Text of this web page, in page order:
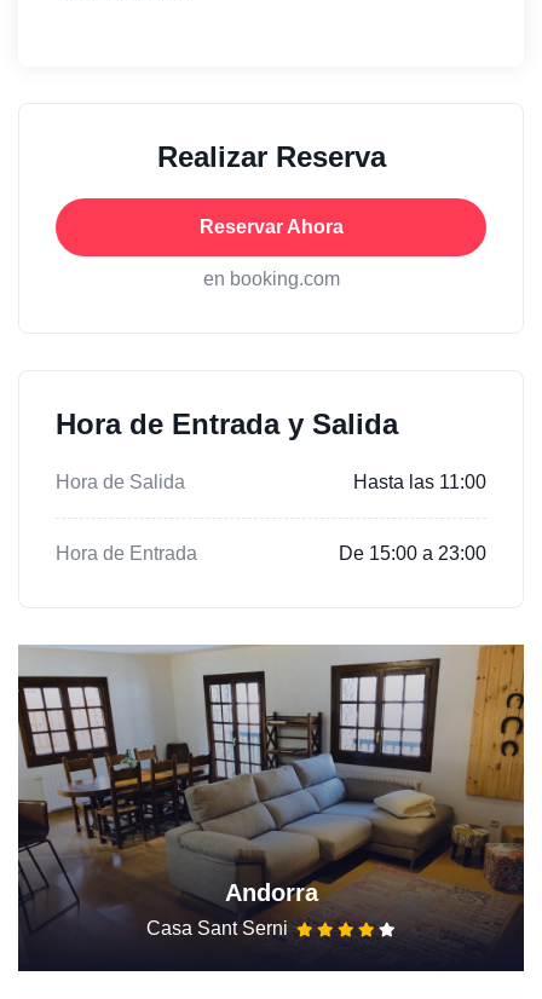
Realizar Reserva
Reservar Ahora
en booking.com
Hora de Entrada y Salida
Hora de Salida Hasta las 11:00
Hora de Entrada De 15:00 a 23:00
Andorra
Casa Sant Serni